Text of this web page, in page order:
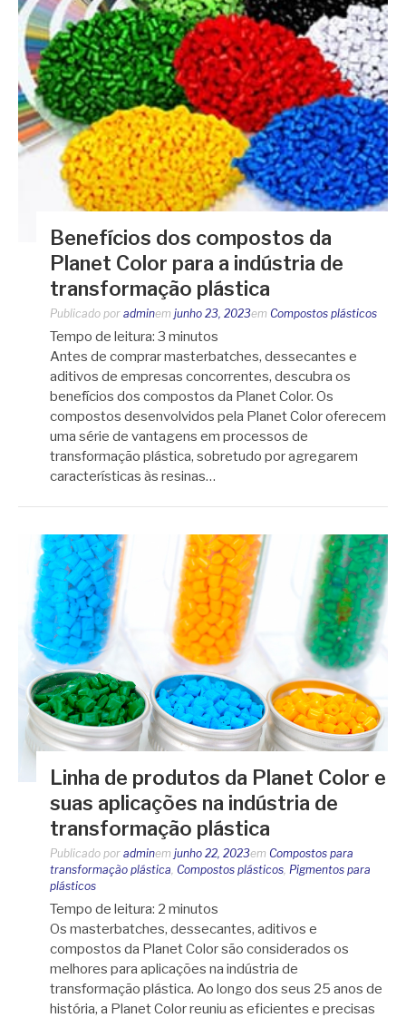
Benefícios dos compostos da
Planet Color para a indústria de
transformação plástica
Publicado por adminem junho 23, 2023em Compostos plásticos
Tempo de leitura: 3 minutos
Antes de comprar masterbatches, dessecantes e
aditivos de empresas concorrentes, descubra os
benefícios dos compostos da Planet Color. Os
compostos desenvolvidos pela Planet Color oferecem
uma série de vantagens em processos de
transformação plástica, sobretudo por agregarem
características às resinas…
Linha de produtos da Planet Color e
suas aplicações na indústria de
transformação plástica
Publicado por adminem junho 22, 2023em Compostos para
transformação plástica Compostos plásticos Pigmentos para
plásticos
Tempo de leitura: 2 minutos
Os masterbatches, dessecantes, aditivos e
compostos da Planet Color são considerados os
melhores para aplicações na indústria de
transformação plástica. Ao longo dos seus 25 anos de
história, a Planet Color reuniu as eficientes e precisas